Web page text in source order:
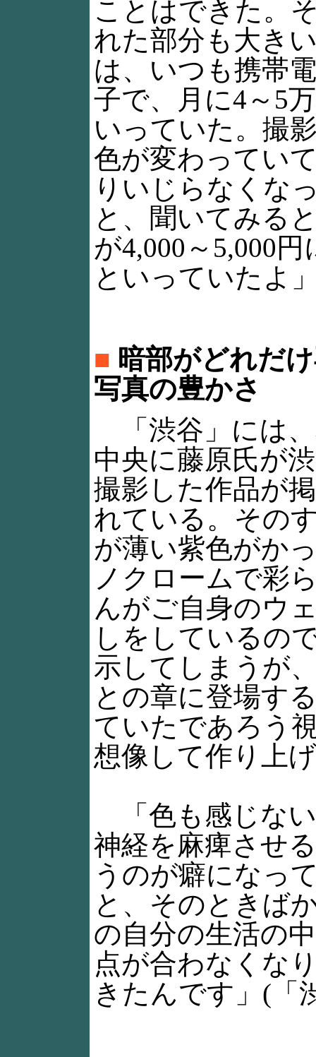
ことはできた。
れた部分も大き
は、いつも携帯
子で、月に4～5
いっていた。撮
色が変わってい
りいじらなくな
と、聞いてみる
が4,000～5,000
といっていたよ
■ 暗部がどれだ
写真の豊かさ
「渋谷」には
中央に藤原氏が
撮影した作品が
れている。その
が薄い紫色がか
ノクロームで彩
んがご自身のウ
しをしているの
示してしまうが
との章に登場す
ていたであろう
想像して作り上
「色も感じな
神経を麻痺させ
うのが癖になっ
と、そのときば
の自分の生活の
点が合わなくな
きたんです」(「